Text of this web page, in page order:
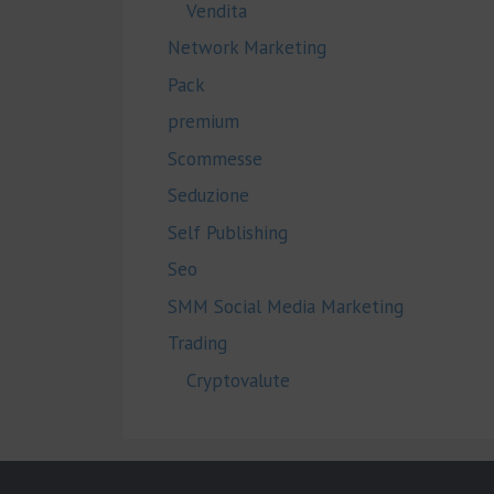
Vendita
Network Marketing
Pack
premium
Scommesse
Seduzione
Self Publishing
Seo
SMM Social Media Marketing
Trading
Cryptovalute